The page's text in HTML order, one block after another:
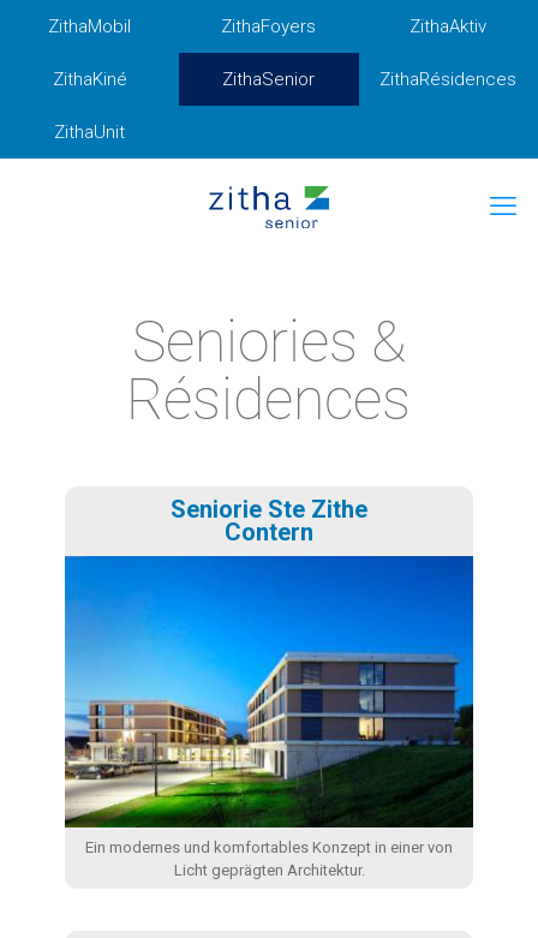
ZithaMobil ZithaFoyers ZithaAktiv
ZithaKiné ZithaSenior ZithaRésidences
ZithaUnit
Seniories &
Résidences
Seniorie Ste Zithe
Contern
Ein modernes und komfortables Konzept in einer von
Licht geprägten Architektur.